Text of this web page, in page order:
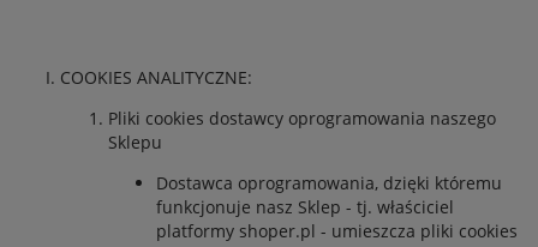
COOKIES ANALITYCZNE:
Pliki cookies dostawcy oprogramowania naszego
Sklepu
Dostawca oprogramowania, dzięki któremu
funkcjonuje nasz Sklep - tj. właściciel
platformy shoper.pl - umieszcza pliki cookies